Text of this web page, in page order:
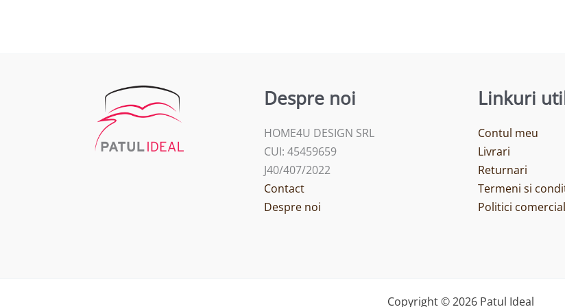
Despre noi
HOME4U DESIGN SRL
CUI: 45459659
J40/407/2022
Contact
Despre noi
Linkuri
Contul meu
Livrari
Returnari
Termeni si
Politici
Copyright © 2026 Patul Ideal